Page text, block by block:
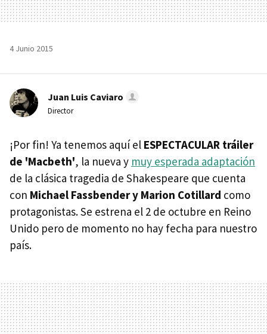
4 Junio 2015
Juan Luis Caviaro
Director
¡Por fin! Ya tenemos aquí el ESPECTACULAR tráiler
de 'Macbeth', la nueva y muy esperada adaptación
de la clásica tragedia de Shakespeare que cuenta
con Michael Fassbender y Marion Cotillard como
protagonistas. Se estrena el 2 de octubre en Reino
Unido pero de momento no hay fecha para nuestro
país.